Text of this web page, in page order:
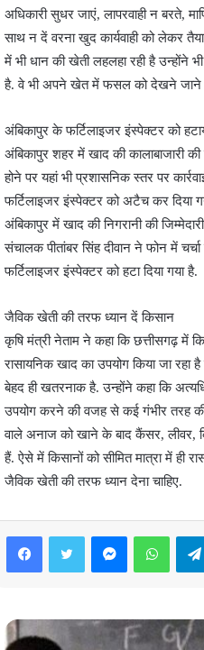
अधिकारी सुधर जाएं, लापरवाही न बरते,
साथ न दें वरना खुद कार्यवाही को लेकर
में भी धान की खेती लहलहा रही है उन्होंने
है. वे भी अपने खेत में फसल को देखने जाने
अंबिकापुर के फर्टिलाइजर इंस्पेक्टर को
अंबिकापुर शहर में खाद की कालाबाजारी
होने पर यहां भी प्रशासनिक स्तर पर
फर्टिलाइजर इंस्पेक्टर को अटैच कर दिया
अंबिकापुर में खाद की निगरानी की
संचालक पीतांबर सिंह दीवान ने फोन में
फर्टिलाइजर इंस्पेक्टर को हटा दिया गया है.
जैविक खेती की तरफ ध्यान दें किसान
कृषि मंत्री नेताम ने कहा कि छत्तीसगढ़ में
रासायनिक खाद का उपयोग किया जा
बेहद ही खतरनाक है. उन्होंने कहा कि
उपयोग करने की वजह से कई गंभीर तरह की
वाले अनाज को खाने के बाद कैंसर, लीवर,
हैं. ऐसे में किसानों को सीमित मात्रा में ही
जैविक खेती की तरफ ध्यान देना चाहिए.
FacebookTwitter Messenger